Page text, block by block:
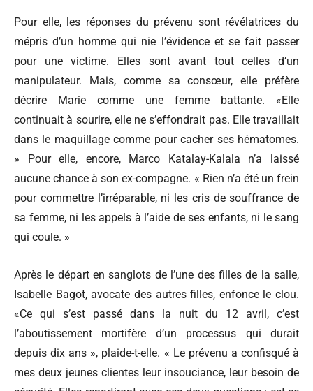
Pour elle, les réponses du prévenu sont révélatrices du
mépris d’un homme qui nie l’évidence et se fait passer
pour une victime. Elles sont avant tout celles d’un
manipulateur. Mais, comme sa consœur, elle préfère
décrire Marie comme une femme battante. «Elle
continuait à sourire, elle ne s’effondrait pas. Elle travaillait
dans le maquillage comme pour cacher ses hématomes.
» Pour elle, encore, Marco Katalay-Kalala n’a laissé
aucune chance à son ex-compagne. « Rien n’a été un frein
pour commettre l’irréparable, ni les cris de souffrance de
sa femme, ni les appels à l’aide de ses enfants, ni le sang
qui coule. »
Après le départ en sanglots de l’une des filles de la salle,
Isabelle Bagot, avocate des autres filles, enfonce le clou.
«Ce qui s’est passé dans la nuit du 12 avril, c’est
l’aboutissement mortifère d’un processus qui durait
depuis dix ans », plaide-t-elle. « Le prévenu a confisqué à
mes deux jeunes clientes leur insouciance, leur besoin de